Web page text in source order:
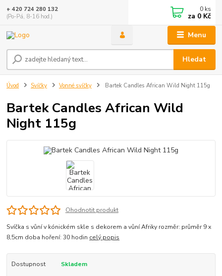
Menu
Hledat
+ 420 724 280 132
(Po-Pá, 8-16 hod.)
0 ks
za 0 Kč
Úvod Svíčky Vonné svíčky Bartek Candles African Wild Night 115g
Bartek Candles African Wild
Night 115g
Ohodnotit produkt
Svíčka s vůní v kónickém skle s dekorem a vůní Afriky rozměr: průměr 9 x
8,5cm doba hoření: 30 hodin celý popis
Dostupnost Skladem